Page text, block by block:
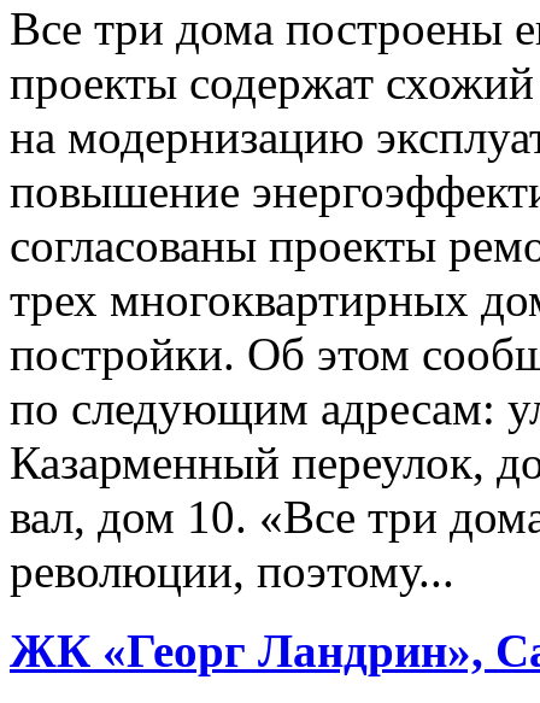
Все три дома построены
проекты содержат
на модернизацию
повышение
согласованы проекты
трех многоквартирных
постройки. Об этом
по следующим адресам:
Казарменный переулок,
вал, дом 10. «Все три
революции, поэтому...
ЖК «Георг Ландрин»,